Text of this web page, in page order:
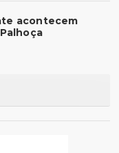
acontecem